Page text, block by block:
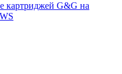
картриджей G&G на